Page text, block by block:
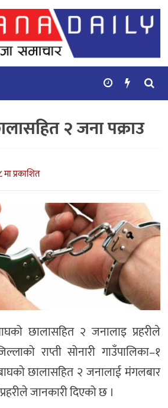
२ जना पक्राउ
प्रकाशित
छालासहित २ जनालाइ प्रहरीले
राप्ती सोनारी गाउँपालिका–१
छालासहित २ जनालाई मंगलबार
जानकारी दिएको छ ।